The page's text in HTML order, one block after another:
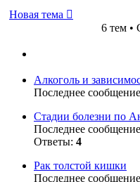
Новая тема
6 тем •
Алкоголь и
Последнее сообщение
Стадии болезни по
Последнее сообщение
Ответы: 4
Рак толстой кишки
Последнее сообщение